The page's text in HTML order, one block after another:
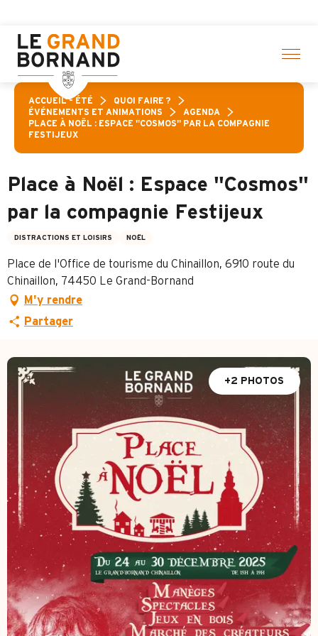
contenu
principal
ACCUEIL – ÉTÉ
QUOI FAIRE ?
ÉVÉNEMENTS ET ANIMATIONS
AGENDA
PLACE À NOËL : ESPACE "COSMOS" PAR LA COMPAGNIE
FESTIJEUX
Place à Noël : Espace "Cosmos"
par la compagnie Festijeux
DISTRACTIONS ET LOISIRS NOËL
Place de l'Office de tourisme du Chinaillon, 6910 route du
Chinaillon, 74450 Le Grand-Bornand
M'y rendre
Partager
+2 PHOTOS